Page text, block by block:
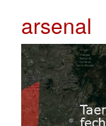
arsenal